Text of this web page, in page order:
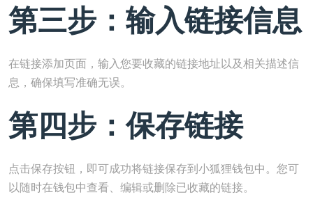
第三步：输入链接信息
在链接添加页面，输入您要收藏的链接地址以及相关描述信
息，确保填写准确无误。
第四步：保存链接
点击保存按钮，即可成功将链接保存到小狐狸钱包中。您可
以随时在钱包中查看、编辑或删除已收藏的链接。